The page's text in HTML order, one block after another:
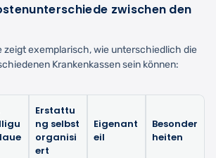
zwischen den
zeigt exemplarisch, wie unterschiedlich die
Krankenkassen sein können:
Erstattu
ng selbst
organisi
ert
Eigenant
eil
Besonder
heiten